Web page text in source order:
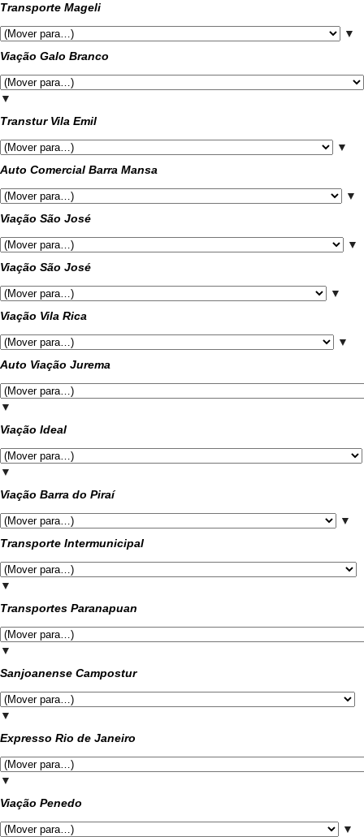
Transporte Mageli
▼
Viação Galo Branco
▼
Transtur Vila Emil
▼
Auto Comercial Barra Mansa
▼
Viação São José
▼
Viação São José
▼
Viação Vila Rica
▼
Auto Viação Jurema
▼
Viação Ideal
▼
Viação Barra do Piraí
▼
Transporte Intermunicipal
▼
Transportes Paranapuan
▼
Sanjoanense Campostur
▼
Expresso Rio de Janeiro
▼
Viação Penedo
▼